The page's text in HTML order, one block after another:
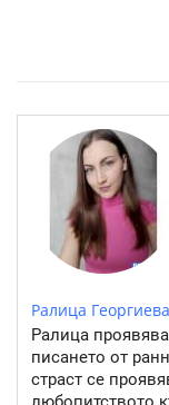
Ралица Георгиева
Ралица
писането от
страст се